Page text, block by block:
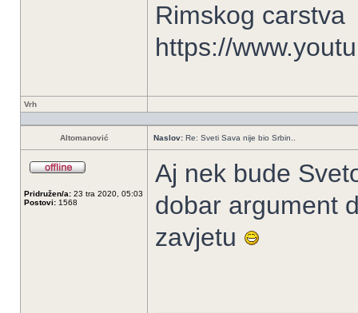
Rimskog carstva
https://
Vrh
Altomanović Naslov: Re: Sveti Sava nije bio Srbin..
Pridružen/a: 23 tra 2020, 05:03
Postovi: 1568
Aj nek bude
dobar argument
zavjetu